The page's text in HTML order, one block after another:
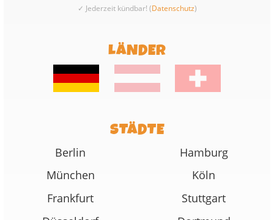
✓ Jederzeit kündbar! (Datenschutz)
LÄNDER
STÄDTE
Berlin
Hamburg
München
Köln
Frankfurt
Stuttgart